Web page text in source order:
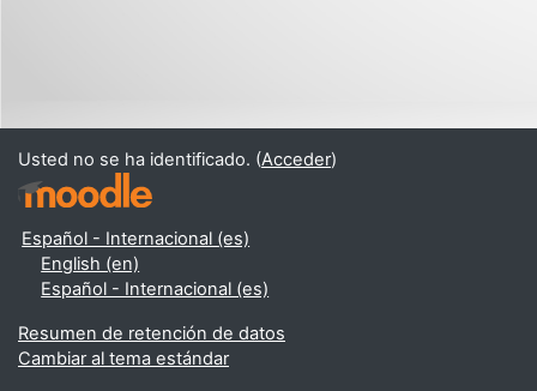
Usted no se ha identificado. (Acceder)
Español - Internacional ‎(es)‎
English ‎(en)‎
Español - Internacional ‎(es)‎
Resumen de retención de datos
Cambiar al tema estándar